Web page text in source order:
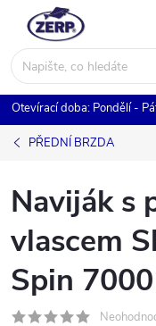
obsah
Otevírací doba: Pondělí -
PŘEDNÍ BRZDA
Naviják s
vlascem
Spin 7000